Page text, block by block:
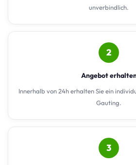
unverbindlich.
2
Angebot
Innerhalb von 24h erhalten Sie ein
Gauting.
3